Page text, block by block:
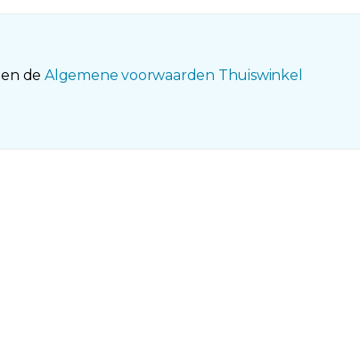
en deAlgemene voorwaarden Thuiswinkel